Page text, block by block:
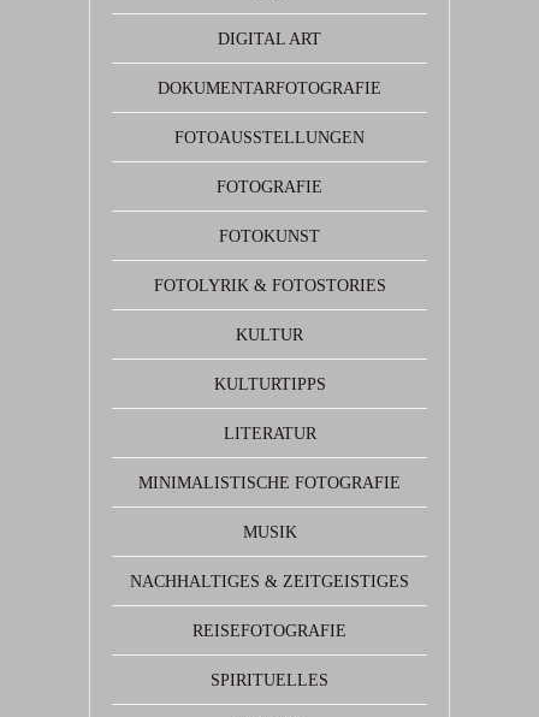
DIGITAL ART
DOKUMENTARFOTOGRAFIE
FOTOAUSSTELLUNGEN
FOTOGRAFIE
FOTOKUNST
FOTOLYRIK & FOTOSTORIES
KULTUR
KULTURTIPPS
LITERATUR
MINIMALISTISCHE FOTOGRAFIE
MUSIK
NACHHALTIGES & ZEITGEISTIGES
REISEFOTOGRAFIE
SPIRITUELLES